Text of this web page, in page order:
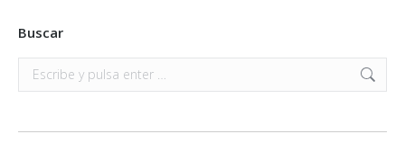
Buscar
Buscar: